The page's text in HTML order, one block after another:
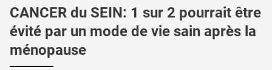
CANCER du SEIN: 1 sur 2 pourrait être
évité par un mode de vie sain après la
ménopause